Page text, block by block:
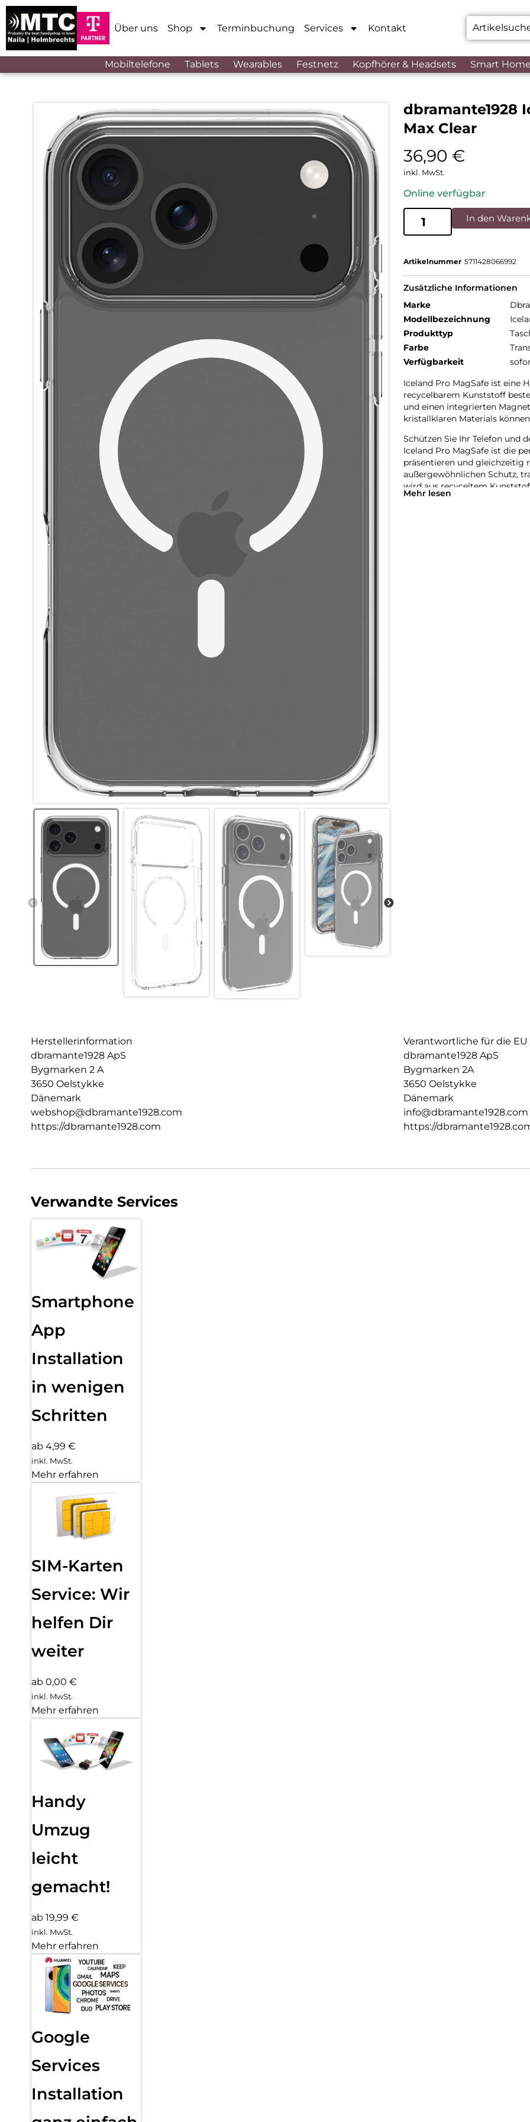
Über uns Shop Terminbuchung Services Kontakt
Mobiltelefone Tablets Wearables Festnetz Kopfhörer & Headsets Smart
dbramante1928
Max Clear
36,90 €
inkl. MwSt.
Online verfügbar
In den
Artikelnummer 5711428066992
Zusätzliche Informationen
Marke
Modellbezeichnung
Produkttyp
Farbe
Verfügbarkeit
Iceland Pro MagSafe ist eine
recycelbarem Kunststoff
und einen integrierten
kristallklaren Materials
Schützen Sie Ihr Telefon und
Iceland Pro MagSafe ist die
präsentieren und gleichzeitig
außergewöhnlichen Schutz,
wird aus recyceltem
Mehr lesen
Herstellerinformation
dbramante1928 ApS
Bygmarken 2 A
3650 Oelstykke
Dänemark
webshop@dbramante1928.com
https://dbramante1928.com
Verantwortliche für die EU
dbramante1928 ApS
Bygmarken 2A
3650 Oelstykke
Dänemark
info@dbramante1928.com
https://
Verwandte Services
Smartphone
App
Installation
in wenigen
Schritten
ab 4,99 €
inkl. MwSt.
Mehr erfahren
SIM-Karten
Service: Wir
helfen Dir
weiter
ab 0,00 €
inkl. MwSt.
Mehr erfahren
Handy
Umzug
leicht
gemacht!
ab 19,99 €
inkl. MwSt.
Mehr erfahren
Google
Services
Installation